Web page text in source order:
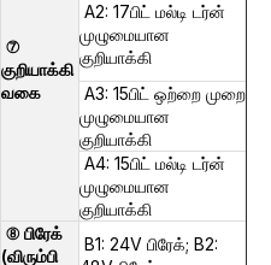
⑦
குறியாக்கி
வகை
A2: 17பிட் மல்டி டர்ன்
முழுமையான
குறியாக்கி
A3: 15பிட் ஒற்றை முறை
முழுமையான
குறியாக்கி
A4: 15பிட் மல்டி டர்ன்
முழுமையான
குறியாக்கி
⑧ பிரேக்
(விரும்பி
B1: 24V பிரேக்; B2: